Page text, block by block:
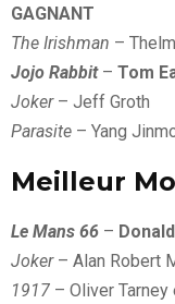
GAGNANT
The Irishman –
Jojo Rabbit– Tom
Joker– Jeff Groth
Parasite – Yang
Meilleur
Le Mans 66 –
Joker– Alan Robert
1917 – Oliver Tarney